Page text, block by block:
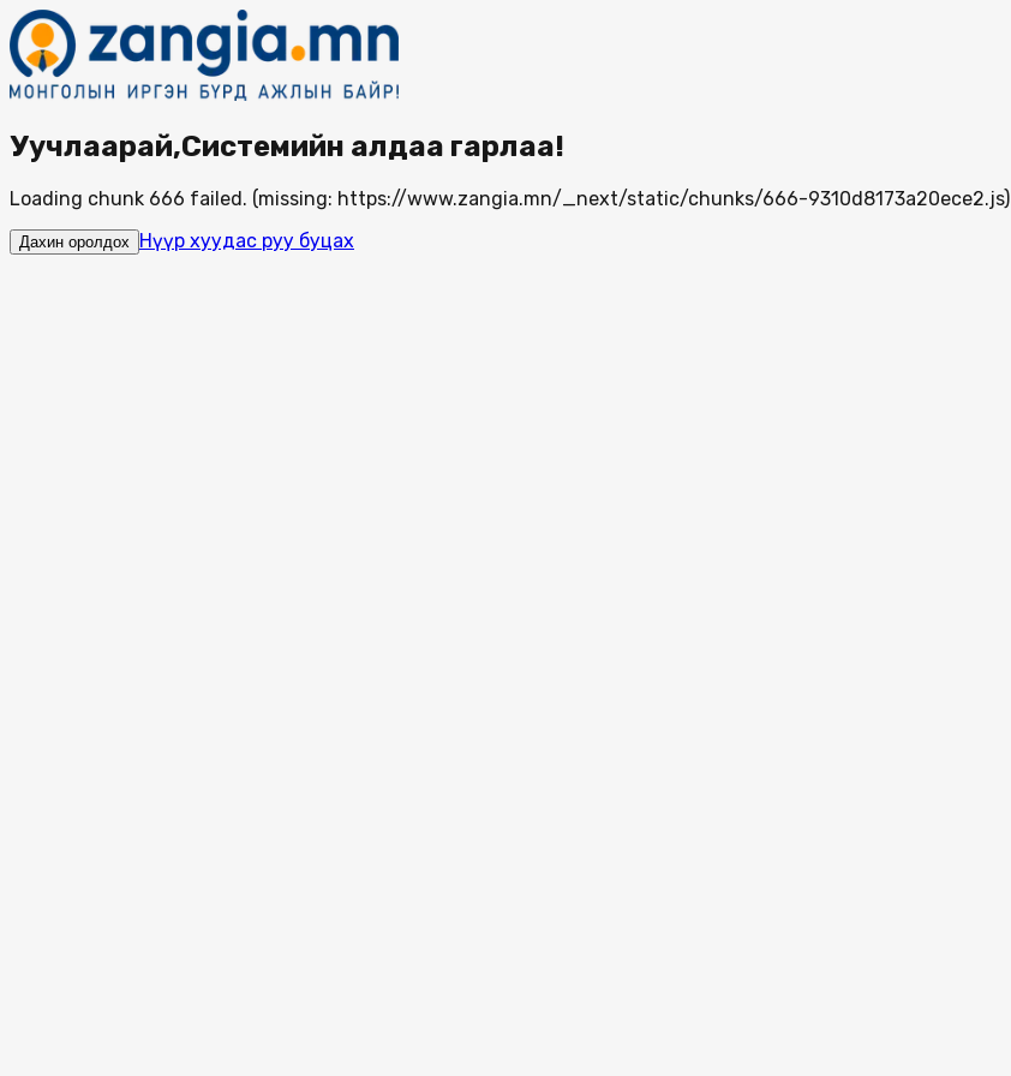
Уучлаарай,Системийн алдаа гарлаа!
Loading chunk 666 failed. (missing: https://www.zangia.mn/_next/static/chunks/666-9310d8173a20ece2.js)
Дахин оролдох Нүүр хуудас руу буцах